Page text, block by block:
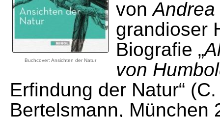
Buchcover: Ansichten der Natur
von
grandioser
Biografie „
von
Erfindung der Natur“ (C.
Bertelsmann, München